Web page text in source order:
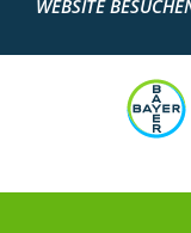
WEBSITE